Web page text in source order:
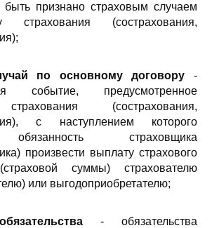
быть признано страховым случаем
(сострахования,
по основному договору -
событие, предусмотренное
(сострахования,
с наступлением которого
страховщика
произвести выплату страхового
суммы) страхователю
или выгодоприобретателю;
- обязательства